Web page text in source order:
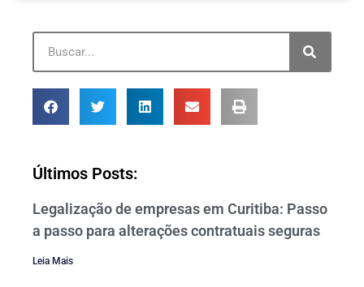
Últimos Posts:
Legalização de empresas em Curitiba: Passo
a passo para alterações contratuais seguras
Leia Mais